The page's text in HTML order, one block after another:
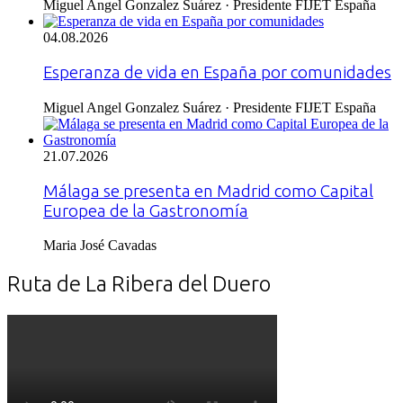
Miguel Angel Gonzalez Suárez · Presidente FIJET España
04.08.2026
Esperanza de vida en España por comunidades
Miguel Angel Gonzalez Suárez · Presidente FIJET España
21.07.2026
Málaga se presenta en Madrid como Capital
Europea de la Gastronomía
Maria José Cavadas
Ruta de La Ribera del Duero